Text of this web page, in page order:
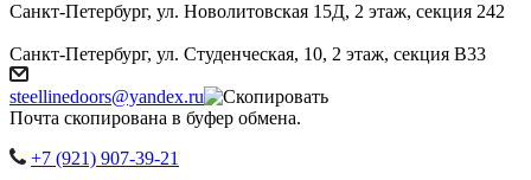
Санкт-Петербург, ул. Новолитовская 15Д, 2 этаж, секция 242
Санкт-Петербург, ул. Студенческая, 10, 2 этаж, секция В33
steellinedoors@yandex.ru
Почта скопирована в буфер обмена.
+7 (921) 907-39-21